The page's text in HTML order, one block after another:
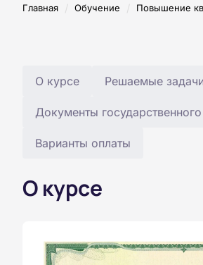
Главная / Обучение / Повышение
О курсе Решаемые
Документы
Варианты оплаты
О курсе